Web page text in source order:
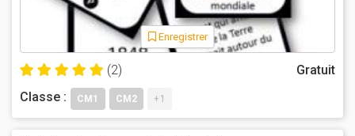
Enregistrer
(2)
Gratuit
Classe :
CM1 CM2 +1